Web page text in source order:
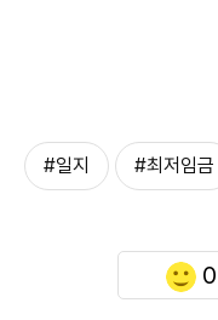
#일지 #최저임금
0